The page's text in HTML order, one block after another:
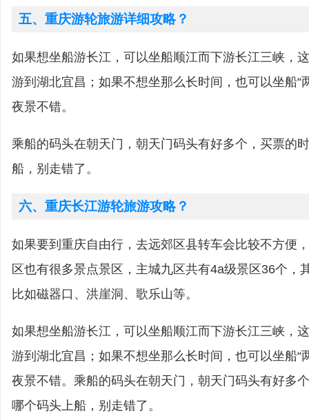
五、重庆游轮旅游详细攻略？
如果想坐船游长江，可以坐船顺江而下游长江三峡，
游到湖北宜昌；如果不想坐那么长时间，也可以坐船“
夜景不错。
乘船的码头在朝天门，朝天门码头有好多个，买票的
船，别走错了。
六、重庆长江游轮旅游攻略？
如果要到重庆自由行，去远郊区县转车会比较不方便
区也有很多景点景区，主城九区共有4a级景区36个，
比如磁器口、洪崖洞、歌乐山等。
如果想坐船游长江，可以坐船顺江而下游长江三峡，
游到湖北宜昌；如果不想坐那么长时间，也可以坐船“
夜景不错。乘船的码头在朝天门，朝天门码头有好多
哪个码头上船，别走错了。